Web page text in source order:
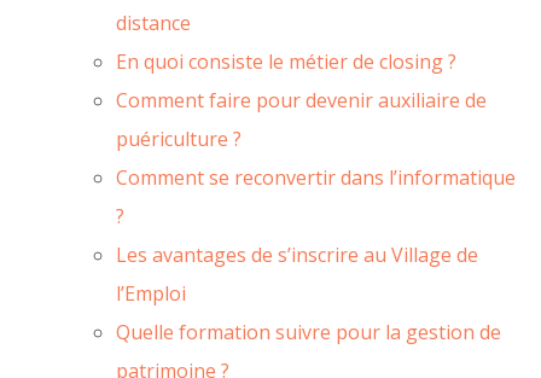
distance
En quoi consiste le métier de closing ?
Comment faire pour devenir auxiliaire de
puériculture ?
Comment se reconvertir dans l’informatique
?
Les avantages de s’inscrire au Village de
l’Emploi
Quelle formation suivre pour la gestion de
patrimoine ?